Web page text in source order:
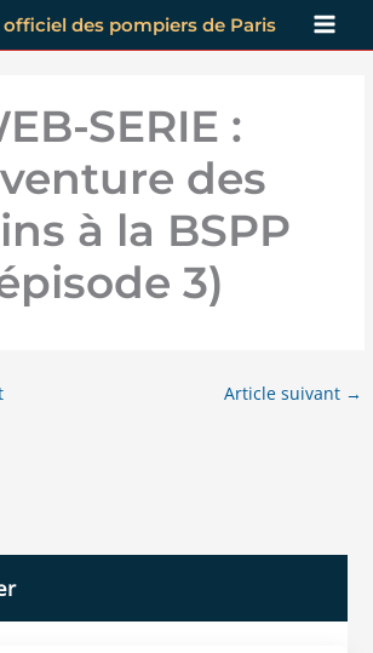
des pompiers de Paris
SERIE :
des
à la BSPP
3)
Article suivant →